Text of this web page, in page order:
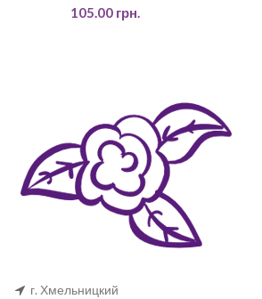
105.00 грн.
г. Хмельницкий